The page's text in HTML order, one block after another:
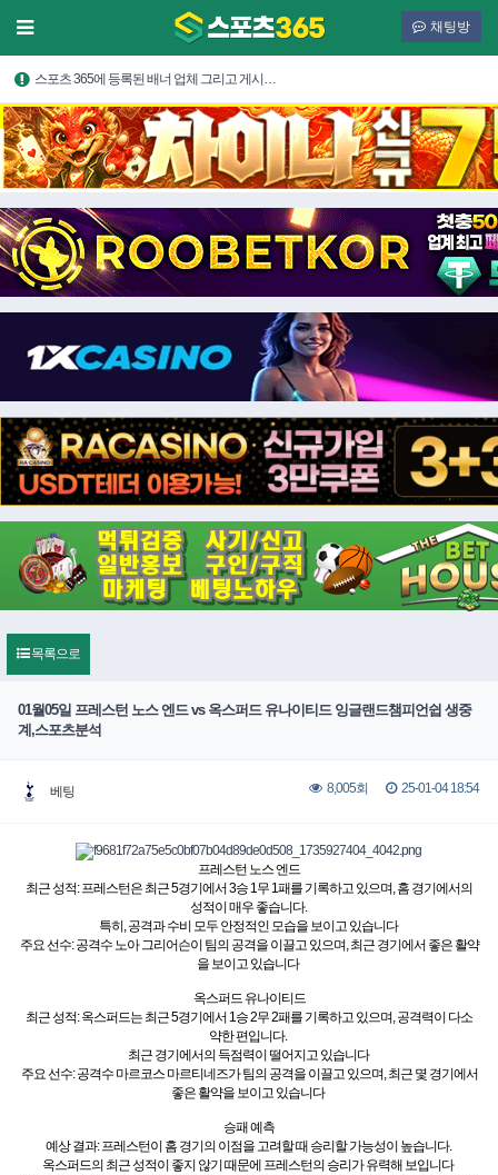
채팅방
스포츠 365에 등록된 배너 업체 그리고 게시…
목록으로
01월05일 프레스턴 노스 엔드 vs 옥스퍼드 유나이티드 잉글랜드챔피언쉽 생중
계,스포츠분석
베팅 8,005회 25-01-04 18:54
프레스턴 노스 엔드
최근 성적: 프레스턴은 최근 5경기에서 3승 1무 1패를 기록하고 있으며, 홈 경기에서의
성적이 매우 좋습니다.
특히, 공격과 수비 모두 안정적인 모습을 보이고 있습니다
주요 선수: 공격수 노아 그리어슨이 팀의 공격을 이끌고 있으며, 최근 경기에서 좋은 활약
을 보이고 있습니다
옥스퍼드 유나이티드
최근 성적: 옥스퍼드는 최근 5경기에서 1승 2무 2패를 기록하고 있으며, 공격력이 다소
약한 편입니다.
최근 경기에서의 득점력이 떨어지고 있습니다
주요 선수: 공격수 마르코스 마르티네즈가 팀의 공격을 이끌고 있으며, 최근 몇 경기에서
좋은 활약을 보이고 있습니다
승패 예측
예상 결과: 프레스턴이 홈 경기의 이점을 고려할 때 승리할 가능성이 높습니다.
옥스퍼드의 최근 성적이 좋지 않기 때문에 프레스턴의 승리가 유력해 보입니다